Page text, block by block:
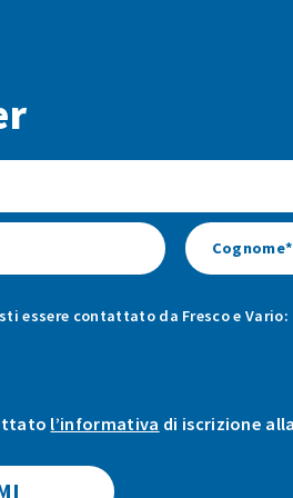
essere contattato da Fresco e Vario:
l’informativa di iscrizione